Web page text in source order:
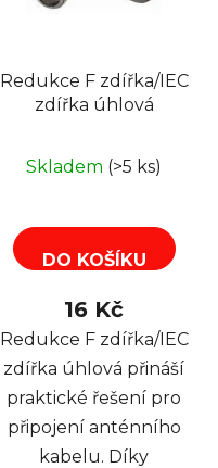
Redukce F zdířka/IEC
zdířka úhlová
Skladem (>5 ks)
DO KOŠÍKU
16 Kč
Redukce F zdířka/IEC
zdířka úhlová přináší
praktické řešení pro
připojení anténního
kabelu. Díky